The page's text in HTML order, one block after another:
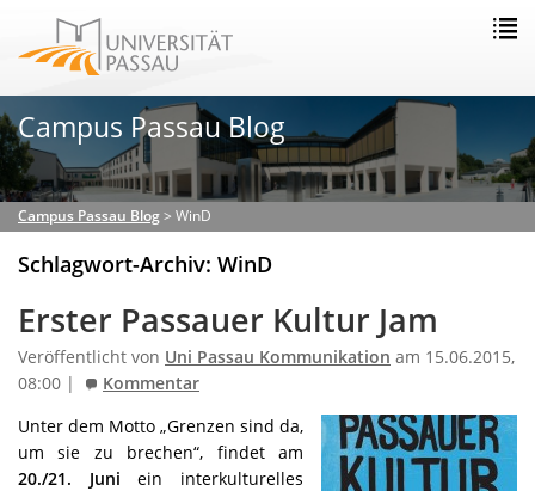
Campus Passau Blog
Campus Passau Blog> WinD
Schlagwort-Archiv: WinD
Erster Passauer Kultur Jam
Veröffentlicht von Uni Passau Kommunikation am 15.06.2015,
08:00 |
Kommentar
Unter dem Motto „Grenzen sind da,
um sie zu brechen“, findet am
20./21. Juni ein interkulturelles